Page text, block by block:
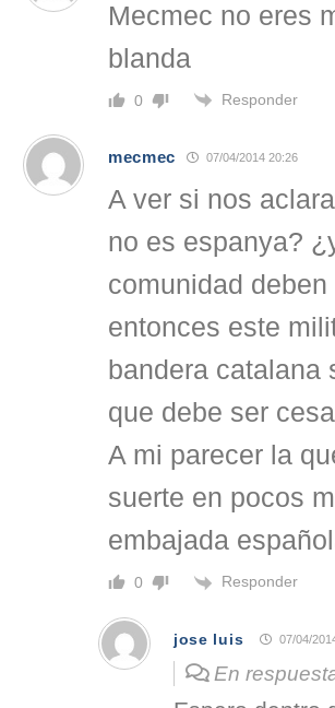
Mecmec no eres
blanda
0 Responder
mecmec 07/04/2014 20:26
A ver si nos
no es espanya?
comunidad
entonces este
bandera catalana
que debe ser
A mi parecer la
suerte en pocos
embajada
0 Responder
jose luis 07/04/
En